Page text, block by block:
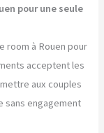
pour une seule
room à Rouen pour
acceptent les
aux couples
sans engagement